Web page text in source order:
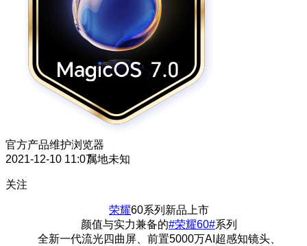
官方产品维护浏览器
2021-12-10 11:07属地未知
关注
荣耀60系列新品上市
颜值与实力兼备的#荣耀60#系列
全新一代流光四曲屏、前置5000万AI超感知镜头、